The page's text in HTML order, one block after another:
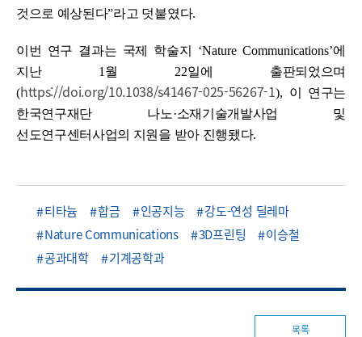
것으로 예상된다”라고 덧붙였다.
이번 연구 결과는 국제 학술지 ‘Nature Communications’에
지난 1 월 22일에 출판되었으며
(https://doi.org/10.1038/s41467-025-56267-1), 이 연구는
한국연구재단 나노·소재기술개발사업 및
선도연구센터사업의 지원을 받아 진행됐다.
티타늄 합금 인공지능
강도-연성 딜레마
Nature Communications
3D프린팅
이승철
공과대학
기계공학과
목록